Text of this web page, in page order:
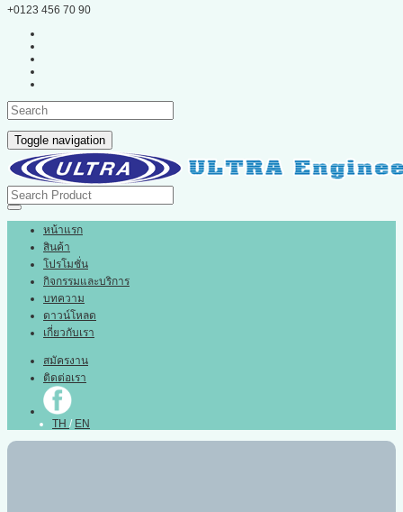
+0123 456 70 90
Toggle navigation
หน้าแรก
สินค้า
โปรโมชั่น
กิจกรรมและบริการ
บทความ
ดาวน์โหลด
เกี่ยวกับเรา
สมัครงาน
ติดต่อเรา
TH / EN